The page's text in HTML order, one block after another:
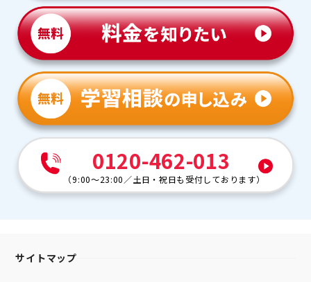
0120-462-013
（9:00～23:00 ／土日・祝日も受付しております）
サイトマップ